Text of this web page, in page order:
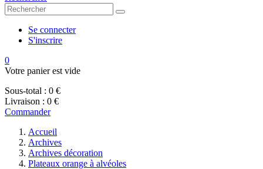
Se connecter
S'inscrire
0
Votre panier est vide
Sous-total : 0 €
Livraison : 0 €
Commander
Accueil
Archives
Archives décoration
Plateaux orange à alvéoles